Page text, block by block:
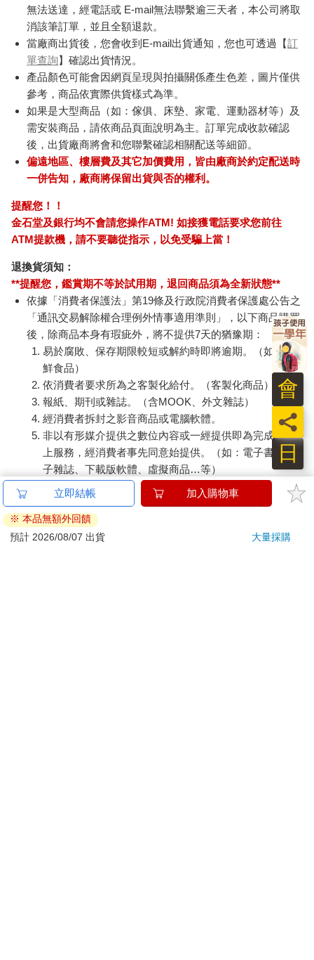
無法送達，經電話或 E-mail無法聯繫逾三天者，本公司將取
消該筆訂單，並且全額退款。
當廠商出貨後，您會收到E-mail出貨通知，您也可透過【訂
單查詢】確認出貨情況。
產品顏色可能會因網頁呈現與拍攝關係產生色差，圖片僅供
參考，商品依實際供貨樣式為準。
如果是大型商品（如：傢俱、床墊、家電、運動器材等）及
需安裝商品，請依商品頁面說明為主。訂單完成收款確認
後，出貨廠商將會和您聯繫確認相關配送等細節。
偏遠地區、樓層費及其它加價費用，皆由廠商於約定配送時
一併告知，廠商將保留出貨與否的權利。
提醒您！！
金石堂及銀行均不會請您操作ATM! 如接獲電話要求您前往
ATM提款機，請不要聽從指示，以免受騙上當！
退換貨須知：
**提醒您，鑑賞期不等於試用期，退回商品須為全新狀態**
依據「消費者保護法」第19條及行政院消費者保護處公告之
「通訊交易解除權合理例外情事適用準則」，以下商品購買
後，除商品本身有瑕疵外，將不提供7天的猶豫期：
易於腐敗、保存期限較短或解約時即將逾期。（如：生
鮮食品）
依消費者要求所為之客製化給付。（客製化商品）
報紙、期刊或雜誌。（含MOOK、外文雜誌）
經消費者拆封之影音商品或電腦軟體。
非以有形媒介提供之數位內容或一經提供即為完成之線
上服務，經消費者事先同意始提供。（如：電子書、電
子雜誌、下載版軟體、虛擬商品…等）
已拆封之個人衛生用品。（如：內衣褲、刮鬍刀、除毛
若非上列種類商品，均享有到貨7天的猶豫期（含例假
日）。
立即結帳 加入購物車
※ 本品無額外回饋
預計 2026/08/07 出貨
大量採購
日
員
會